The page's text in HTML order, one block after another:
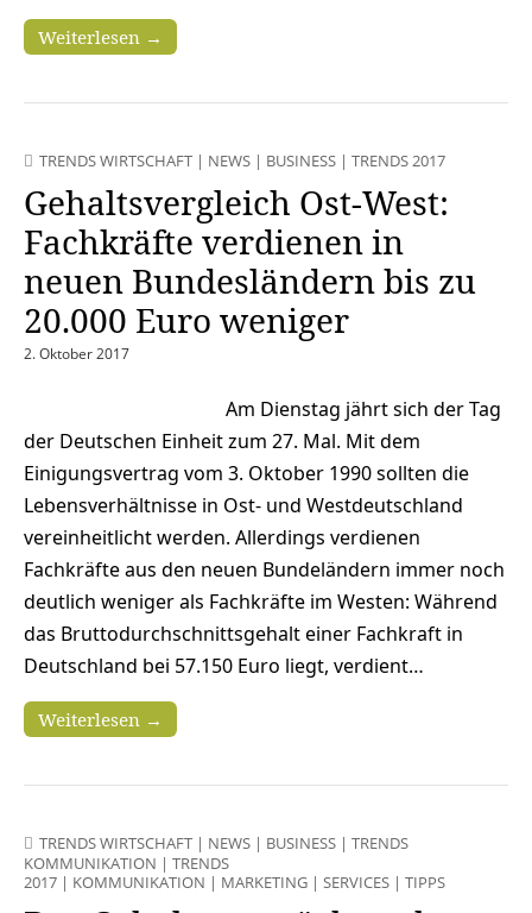
Weiterlesen →
TRENDS WIRTSCHAFT | NEWS | BUSINESS | TRENDS 2017
Gehaltsvergleich Ost-West:
Fachkräfte verdienen in
neuen Bundesländern bis zu
20.000 Euro weniger
2. Oktober 2017
Am Dienstag jährt sich der Tag
der Deutschen Einheit zum 27. Mal. Mit dem
Einigungsvertrag vom 3. Oktober 1990 sollten die
Lebensverhältnisse in Ost- und Westdeutschland
vereinheitlicht werden. Allerdings verdienen
Fachkräfte aus den neuen Bundeländern immer noch
deutlich weniger als Fachkräfte im Westen: Während
das Bruttodurchschnittsgehalt einer Fachkraft in
Deutschland bei 57.150 Euro liegt, verdient…
Weiterlesen →
TRENDS WIRTSCHAFT | NEWS | BUSINESS | TRENDS
KOMMUNIKATION | TRENDS
2017 | KOMMUNIKATION | MARKETING | SERVICES | TIPPS